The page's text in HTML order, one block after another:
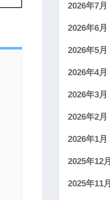
2026年7月
2026年6月
2026年5月
2026年4月
2026年3月
2026年2月
2026年1月
2025年12月
2025年11月